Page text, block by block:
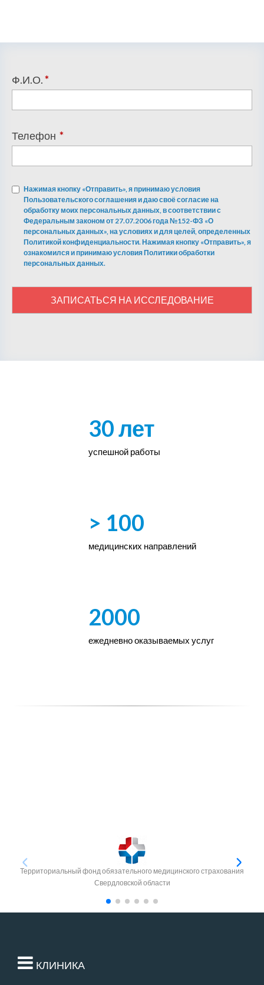
Ф.И.О.*
Телефон *
Нажимая кнопку «Отправить», я принимаю условия
Пользовательского соглашения и даю своё согласие на
обработку моих персональных данных, в соответствии с
Федеральным законом от 27.07.2006 года №152-ФЗ «О
персональных данных», на условиях и для целей, определенных
Политикой конфиденциальности. Нажимая кнопку «Отправить», я
ознакомился и принимаю условия Политики обработки
персональных данных.
ЗАПИСАТЬСЯ НА ИССЛЕДОВАНИЕ
30 лет
успешной работы
> 100
медицинских направлений
2000
ежедневно оказываемых услуг
Территориальный фонд обязательного медицинского страхования
Свердловской области
КЛИНИКА